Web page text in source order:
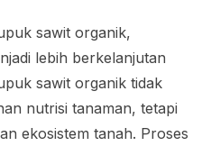
sawit organik,
lebih berkelanjutan
sawit organik tidak
nutrisi tanaman, tetapi
ekosistem tanah. Proses